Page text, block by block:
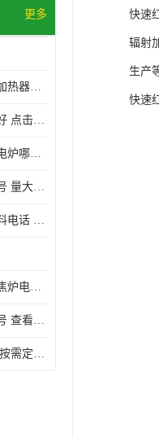
更多
商丘定波长红外辐射加热器厂家 安装简单
开封镀金聚焦炉哪家好 点击了解 标志明显
开封1700℃聚焦实验电炉哪家好 维护 实用性强
商丘高红外加热管型号 量大价优
开封红外辐射表面材料电话 操作方便 操作灵活
濮阳快速红外辐射聚焦炉电话 性能稳定
济源1700℃聚焦炉型号 查看详情
平顶山电加热管电话 按需定制 大量现货
快速
辐射
生产
快速